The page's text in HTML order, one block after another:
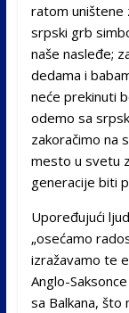
ratom uništene
srpski grb
naše nasleđe;
dedama i
neće prekinuti
odemo sa
zakoračimo na
mesto u svetu
generacije biti
Upoređujući
„osećamo
izražavamo te
Anglo-
sa Balkana, što